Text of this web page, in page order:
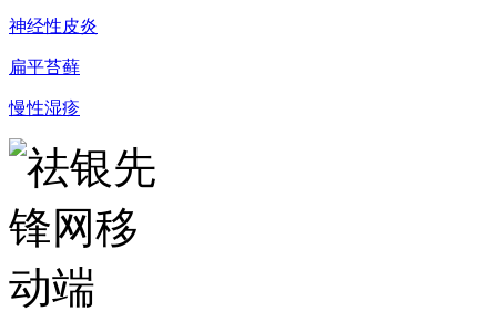
神经性皮炎
扁平苔藓
慢性湿疹